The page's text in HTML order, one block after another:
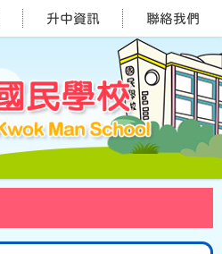
升中資訊 聯絡我們